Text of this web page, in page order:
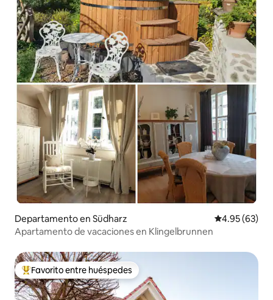
Departamento en Südharz Calificación
4.95 (63)
Apartamento de vacaciones en Klingelbrunnen
De los mejores en Favorito entre huéspedes
Favorito entre huéspedes